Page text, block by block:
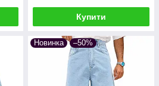
Купити
Новинка –50%